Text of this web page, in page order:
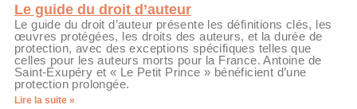
Le guide du droit d’auteur
Le guide du droit d’auteur présente les définitions clés, les
œuvres protégées, les droits des auteurs, et la durée de
protection, avec des exceptions spécifiques telles que
celles pour les auteurs morts pour la France. Antoine de
Saint-Exupéry et « Le Petit Prince » bénéficient d’une
protection prolongée.
Lire la suite »